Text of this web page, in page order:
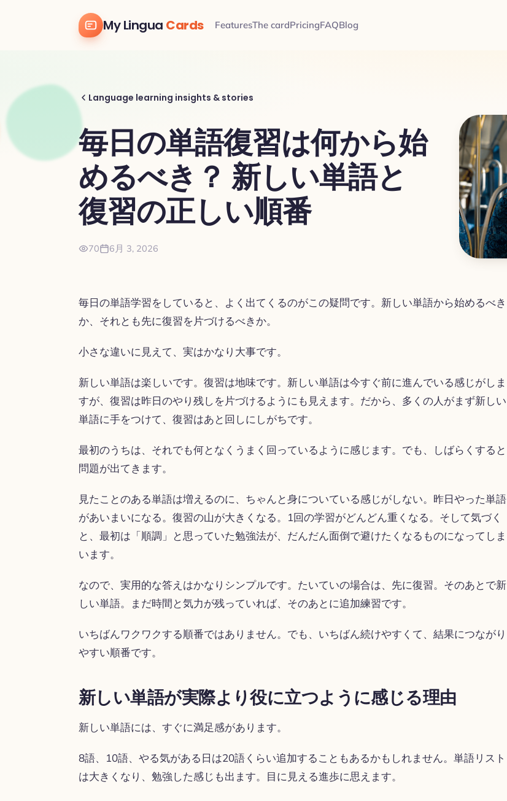
My Lingua Cards FeaturesThe cardPricingFAQBlog
Language learning insights & stories
毎日の単語復習は何から始
めるべき？ 新しい単語と
復習の正しい順番
70 6月 3, 2026
毎日の単語学習をしていると、よく出てくるのがこの疑問です。新しい単語から始めるべき
か、それとも先に復習を片づけるべきか。
小さな違いに見えて、実はかなり大事です。
新しい単語は楽しいです。復習は地味です。新しい単語は今すぐ前に進んでいる感じがしま
すが、復習は昨日のやり残しを片づけるようにも見えます。だから、多くの人がまず新しい
単語に手をつけて、復習はあと回しにしがちです。
最初のうちは、それでも何となくうまく回っているように感じます。でも、しばらくすると
問題が出てきます。
見たことのある単語は増えるのに、ちゃんと身についている感じがしない。昨日やった単語
があいまいになる。復習の山が大きくなる。1回の学習がどんどん重くなる。そして気づく
と、最初は「順調」と思っていた勉強法が、だんだん面倒で避けたくなるものになってしま
います。
なので、実用的な答えはかなりシンプルです。たいていの場合は、先に復習。そのあとで新
しい単語。まだ時間と気力が残っていれば、そのあとに追加練習です。
いちばんワクワクする順番ではありません。でも、いちばん続けやすくて、結果につながり
やすい順番です。
新しい単語が実際より役に立つように感じる理由
新しい単語には、すぐに満足感があります。
8語、10語、やる気がある日は20語くらい追加することもあるかもしれません。単語リスト
は大きくなり、勉強した感じも出ます。目に見える進歩に思えます。